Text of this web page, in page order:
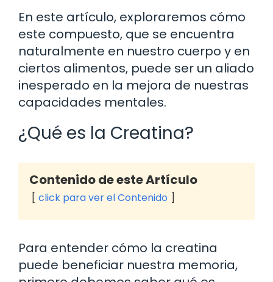
En este artículo, exploraremos cómo
este compuesto, que se encuentra
naturalmente en nuestro cuerpo y en
ciertos alimentos, puede ser un aliado
inesperado en la mejora de nuestras
capacidades mentales.
¿Qué es la Creatina?
Contenido de este Artículo
click para ver el Contenido
Para entender cómo la creatina
puede beneficiar nuestra memoria,